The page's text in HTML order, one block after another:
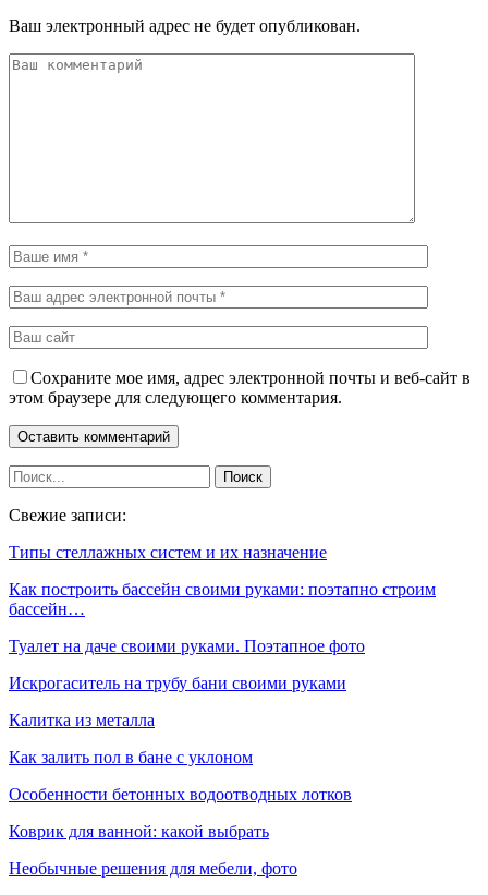
Ваш электронный адрес не будет опубликован.
Сохраните мое имя, адрес электронной почты и веб-сайт в
этом браузере для следующего комментария.
Свежие записи:
Типы стеллажных систем и их назначение
Как построить бассейн своими руками: поэтапно строим
бассейн…
Туалет на даче своими руками. Поэтапное фото
Искрогаситель на трубу бани своими руками
Калитка из металла
Как залить пол в бане с уклоном
Особенности бетонных водоотводных лотков
Коврик для ванной: какой выбрать
Необычные решения для мебели, фото